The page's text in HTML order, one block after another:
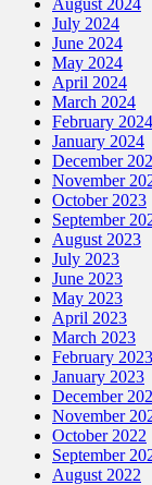
July 2024
June 2024
May 2024
April 2024
March 2024
February 2024
January 2024
December
November
October 2023
September
August 2023
July 2023
June 2023
May 2023
April 2023
March 2023
February 2023
January 2023
December
November
October 2022
September
August 2022